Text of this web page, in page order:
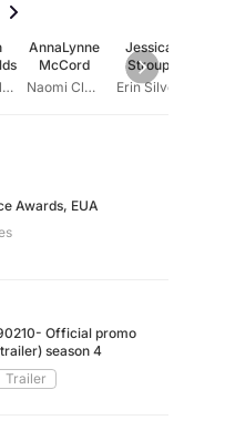
Dixon Wilson
AnnaLynne
McCord
Naomi Clark
Jessica
Stroup
Erin Silver
Awards, EUA
Official promo
season 4
Trailer